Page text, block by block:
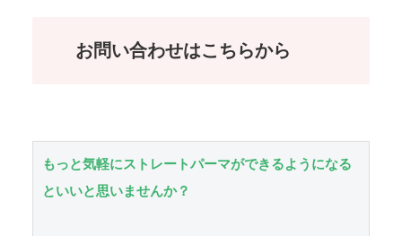
お問い合わせはこちらから
もっと気軽にストレートパーマができるようになる
といいと思いませんか？